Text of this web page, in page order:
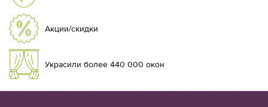
Акции/скидки
Украсили более 440 000 окон